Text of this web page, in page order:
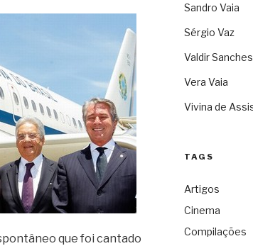
que foi cantado
Sandro Vaia
Sérgio Vaz
Valdir Sanches
Vera Vaia
Vivina de
TAGS
Artigos
Cinema
Compilações